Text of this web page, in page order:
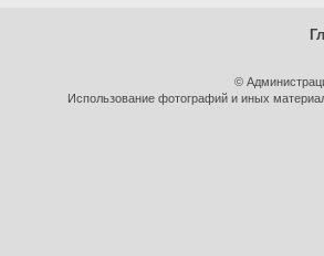
©
Использование фотографий и иных